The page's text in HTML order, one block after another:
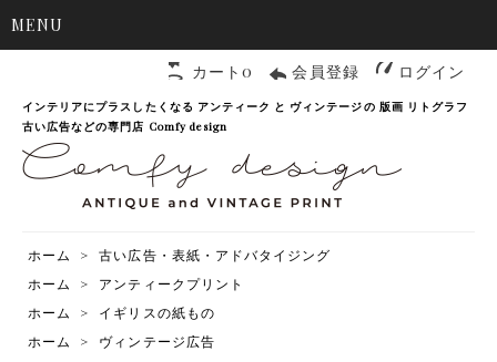
MENU
カート0 会員登録 ログイン
インテリアにプラスしたくなる アンティーク と ヴィンテージの 版画 リトグラフ
古い広告などの専門店 Comfy design
ホーム >
古い広告・表紙・アドバタイジング
ホーム
>
アンティークプリント
ホーム
>
イギリスの紙もの
ホーム
> ヴィンテージ広告